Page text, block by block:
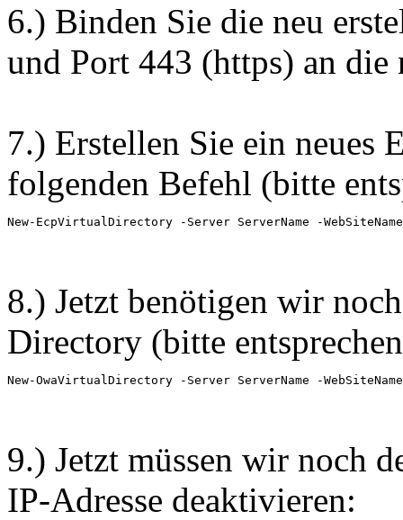
6.) Binden Sie die neu
und Port 443 (https) an die
7.) Erstellen Sie ein neues
folgenden Befehl (bitte
New-EcpVirtualDirectory -Server ServerName -
8.) Jetzt benötigen wir
Directory (bitte
New-OwaVirtualDirectory -Server ServerName -
9.) Jetzt müssen wir noch
IP-Adresse deaktivieren: